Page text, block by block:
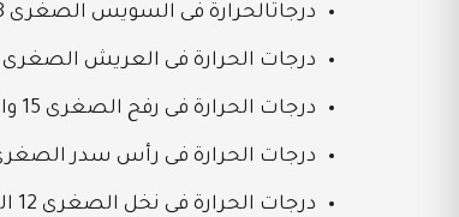
درجاتالحرارة فى السويس الصغرى 18 والعظمى 25
درجات الحرارة فى العريش الصغرى 16 والعظمى 25
درجات الحرارة فى رفح الصغرى 15 والعظمى 25
درجات الحرارة فى رأس سدر الصغرى 21 والعظمى
درجات الحرارة فى نخل الصغرى 12 العظمى 24